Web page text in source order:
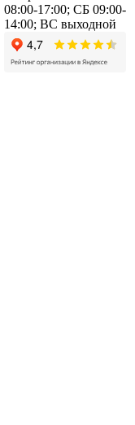
08:00-17:00; СБ 09:00-
14:00; ВС выходной